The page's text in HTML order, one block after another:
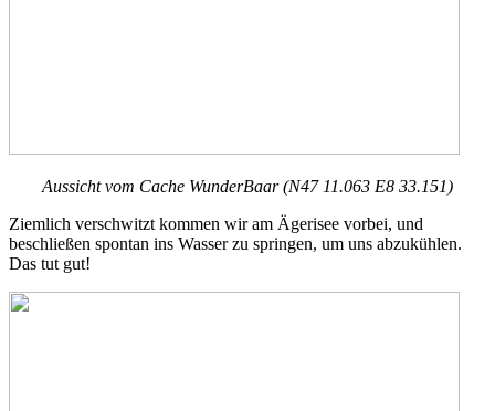
Aussicht vom Cache WunderBaar (N47 11.063 E8 33.151)
Ziemlich verschwitzt kommen wir am Ägerisee vorbei, und
beschließen spontan ins Wasser zu springen, um uns abzukühlen.
Das tut gut!